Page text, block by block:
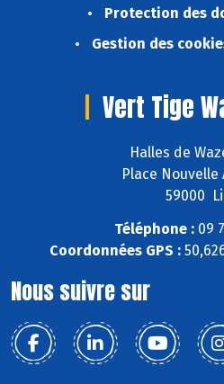
Protection des
Gestion des
Vert Tige
Halles de
Place
59000
Téléphone :09
Coordonnées GPS :
Nous suivre sur